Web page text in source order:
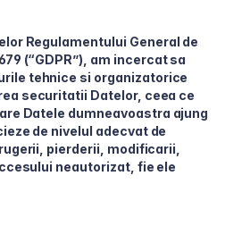
Regulamentului General de
(“GDPR”), am incercat sa
tehnice si organizatorice
securitatii Datelor, ceea ce
Datele dumneavoastra ajung
de nivelul adecvat de
pierderii, modificarii,
neautorizat, fie ele